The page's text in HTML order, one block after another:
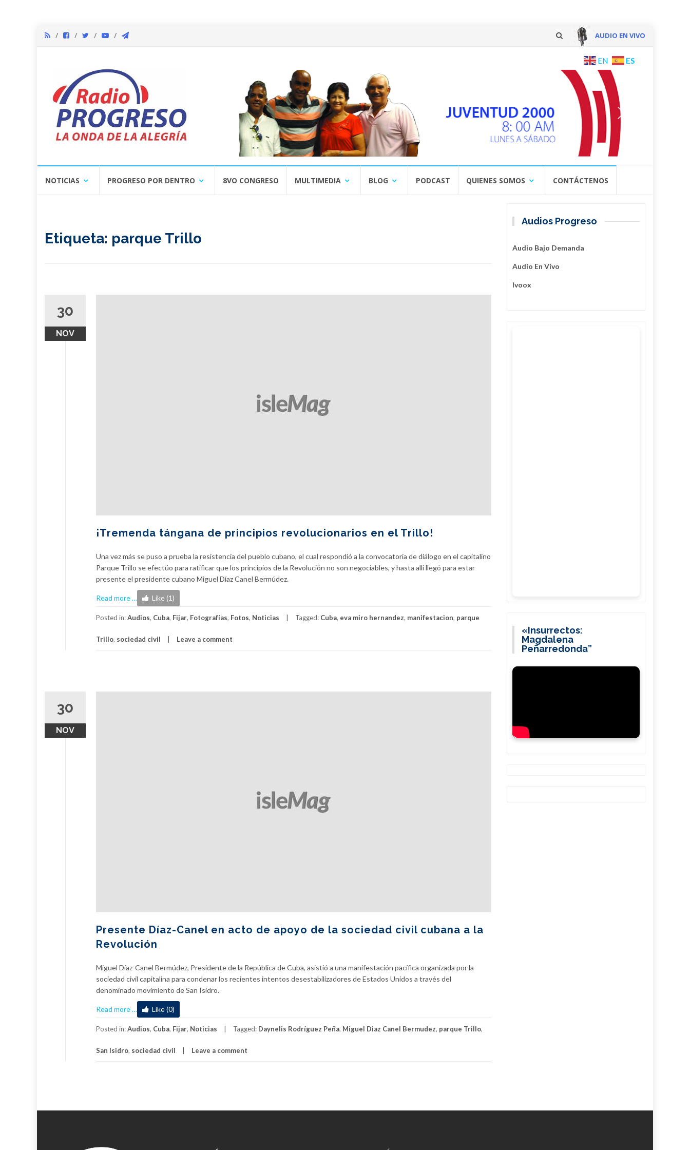
AUDIO EN VIVO
content
EN ES
NOTICIAS PROGRESO POR DENTRO 8VO CONGRESO MULTIMEDIA BLOG PODCAST QUIENES SOMOS CONTÁCTENOS
Etiqueta: parque Trillo
30
NOV
¡Tremenda tángana de principios revolucionarios en el Trillo!
Una vez más se puso a prueba la resistencia del pueblo cubano, el cual respondió a la convocatoria de diálogo en el capitalino
Parque Trillo se efectúo para ratificar que los principios de la Revolución no son negociables, y hasta allí llegó para estar
presente el presidente cubano Miguel Díaz Canel Bermúdez.
Read more
about
¡Tremenda
tángana
principios
… Like (1)
Posted in:Audios, Cuba, Fijar, Fotografías, Fotos, Noticias Tagged: Cuba, eva miro hernandez, manifestacion, parque
Trillo, sociedad civil Leave a comment
30
NOV
Presente Díaz-Canel en acto de apoyo de la sociedad civil cubana a la
Revolución
Miguel Díaz-Canel Bermúdez, Presidente de la República de Cuba, asistió a una manifestación pacífica organizada por la
sociedad civil capitalina para condenar los recientes intentos desestabilizadores de Estados Unidos a través del
denominado movimiento de San Isidro.
Read more
about
Presente
Díaz-
en
… Like (0)
Posted in:Audios, Cuba, Fijar, Noticias Tagged: Daynelis Rodríguez Peña, Miguel Diaz Canel Bermudez, parque Trillo,
San Isidro, sociedad civil Leave a comment
Audios Progreso
Audio Bajo Demanda
Audio En Vivo
Ivoox
«Insurrectos:
Magdalena
Peñarredonda”